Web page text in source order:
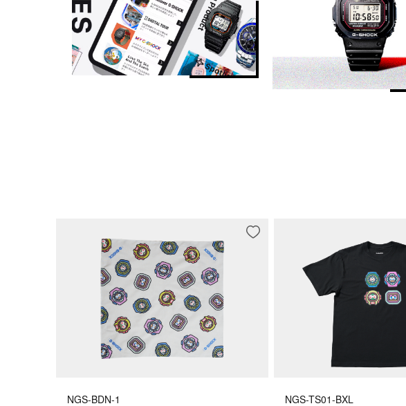
NGS-BDN-1 NGS-TS01-BXL